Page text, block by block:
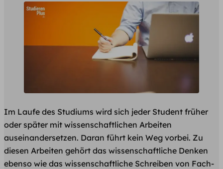
Im Laufe des Studiums wird sich jeder Student früher
oder später mit wissenschaftlichen Arbeiten
auseinandersetzen. Daran führt kein Weg vorbei. Zu
diesen Arbeiten gehört das wissenschaftliche Denken
ebenso wie das wissenschaftliche Schreiben von Fach-